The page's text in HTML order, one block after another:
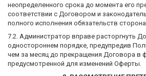
неопределенного срока до момента его
соответствии с Договором и
полного исполнения обязательств
7.2. Администратор вправе расторгнуть
одностороннем порядке, предупредив
чем за месяц до прекращения Договора в
предусмотренной для изменений Оферты.